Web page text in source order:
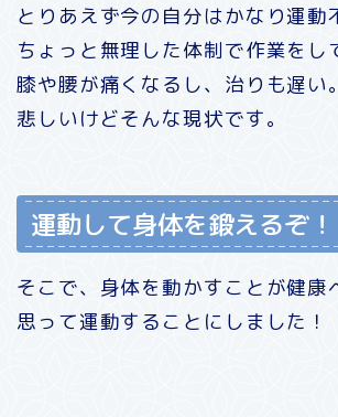
とりあえず今の自分はかなり運動
ちょっと無理した体制で作業をし
膝や腰が痛くなるし、治りも遅い。
悲しいけどそんな現状です。
運動して身体を鍛えるぞ！
そこで、身体を動かすことが健康
思って運動することにしました！